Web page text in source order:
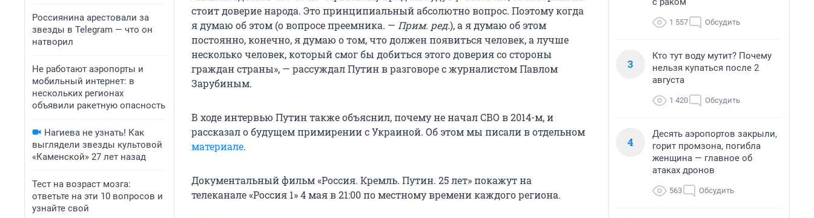
Россиянина арестовали за
звезды в Telegram — что он
натворил
Не работают аэропорты и
мобильный интернет: в
нескольких регионах
объявили ракетную опасность
Нагиева не узнать! Как
выглядели звезды культовой
«Каменской» 27 лет назад
Тест на возраст мозга:
ответьте на эти 10 вопросов и
узнайте свой
стоит доверие народа. Это принципиальный абсолютно вопрос. Поэтому когда
я думаю об этом (о вопросе преемника. — Прим. ред.), а я думаю об этом
постоянно, конечно, я думаю о том, что должен появиться человек, а лучше
несколько человек, который смог бы добиться этого доверия со стороны
граждан страны», — рассуждал Путин в разговоре с журналистом Павлом
Зарубиным.
В ходе интервью Путин также объяснил, почему не начал СВО в 2014-м, и
рассказал о будущем примирении с Украиной. Об этом мы писали в отдельном
материале.
Документальный фильм «Россия. Кремль. Путин. 25 лет» покажут на
телеканале «Россия 1» 4 мая в 21:00 по местному времени каждого региона.
1 557 Обсудить
3
Кто тут воду мутит? Почему
нельзя купаться после 2
августа
1 420 Обсудить
4
Десять аэропортов закрыли,
горит промзона, погибла
женщина — главное об
атаках дронов
563 Обсудить